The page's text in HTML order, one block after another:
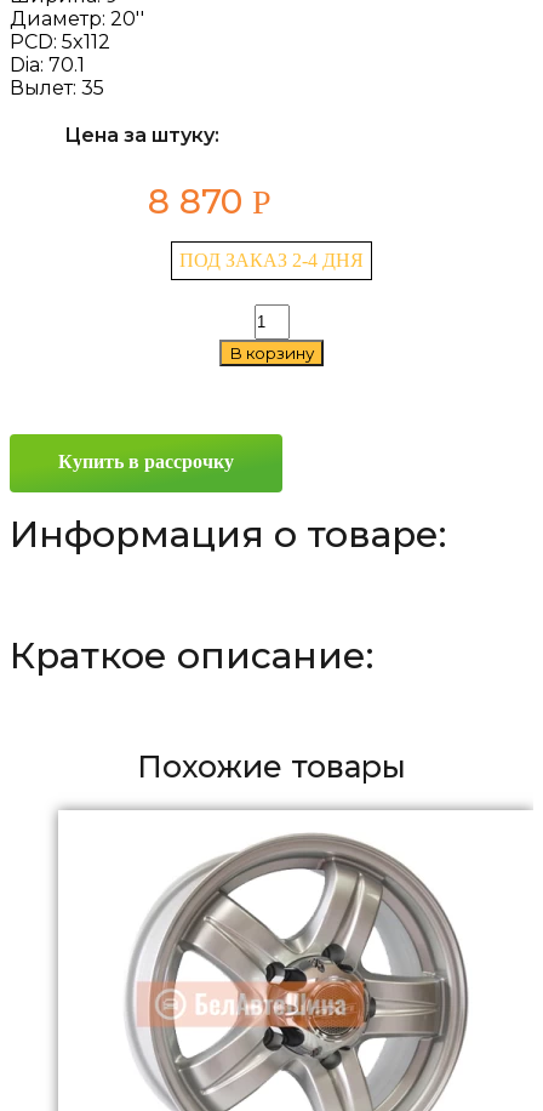
Диаметр: 20''
PCD: 5x112
Dia: 70.1
Вылет: 35
Цена за штуку:
8 870 Р
ПОД ЗАКАЗ 2-4 ДНЯ
Количество
товара
Dezent
ET35
Серебристый
В корзину
Купить в рассрочку
Информация о товаре:
Краткое описание:
Похожие товары